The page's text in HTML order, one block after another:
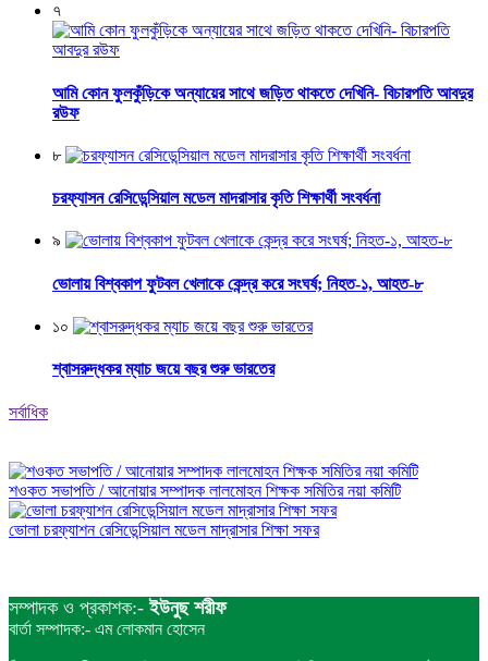
৭
আমি কোন ফুলকুঁড়িকে অন্যায়ের সাথে জড়িত থাকতে দেখিনি- বিচারপতি আবদুর
রউফ
৮
চরফ্যাসন রেসিডেন্সিয়াল মডেল মাদরাসার কৃতি শিক্ষার্থী সংবর্ধনা
৯
ভোলায় বিশ্বকাপ ফুটবল খেলাকে কেন্দ্র করে সংঘর্ষ; নিহত-১, আহত-৮
১০
শ্বাসরুদ্ধকর ম্যাচ জয়ে বছর শুরু ভারতের
সর্বাধিক
শওকত সভাপতি / আনোয়ার সম্পাদক লালমোহন শিক্ষক সমিতির নয়া কমিটি
ভোলা চরফ্যাশন রেসিডেন্সিয়াল মডেল মাদ্রাসার শিক্ষা সফর
সম্পাদক ও প্রকাশক:-ইউনুছ শরীফ
বার্তা সম্পাদক:- এম লোকমান হোসেন